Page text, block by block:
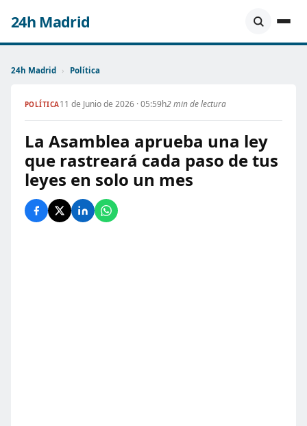
24h Madrid
24h Madrid › Política
POLÍTICA11 de Junio de 2026 · 05:59h2 min de lectura
La Asamblea aprueba una ley
que rastreará cada paso de tus
leyes en solo un mes